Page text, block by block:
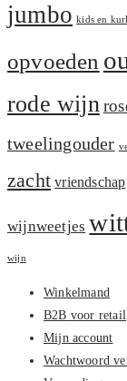
jumbo kids en
opvoeden
rode wijn
tweelingouder
zacht vriendschap
wijnweetjes
wijn
Winkelmand
B2B voor retail
Mijn account
Wachtwoord